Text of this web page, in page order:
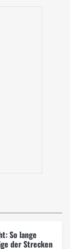
So lange
der Strecken